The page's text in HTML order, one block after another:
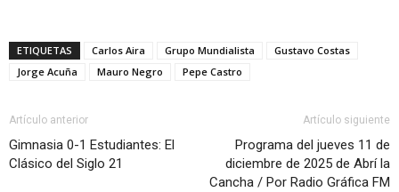
ETIQUETAS Carlos Aira Grupo Mundialista
Gustavo Costas
Jorge Acuña
Mauro Negro Pepe Castro
Artículo anterior
Gimnasia 0-1 Estudiantes: El
Clásico del Siglo 21
Artículo siguiente
Programa del jueves 11 de
diciembre de 2025 de Abrí la
Cancha / Por Radio Gráfica FM